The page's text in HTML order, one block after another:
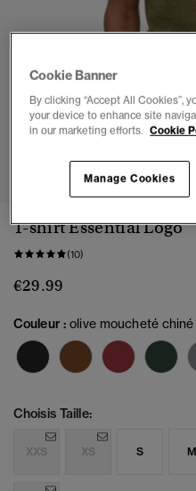
T-shirt Essential Logo
(10)
€29.99
Couleur :olive moucheté chiné
Choisis Taille:
XXS XS S M
Cookie Banner
By clicking “Accept All Cookies”,
your device to enhance site
in our marketing efforts. Cookie
Manage Cookies